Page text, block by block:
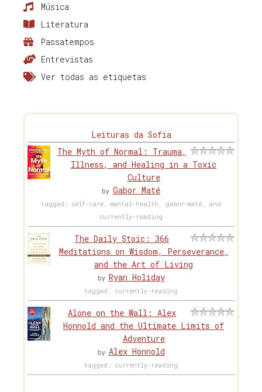
Música
Literatura
Passatempos
Entrevistas
Ver todas as etiquetas
Leituras da Sofia
The Myth of Normal: Trauma,
Illness, and Healing in a Toxic
Culture
by Gabor Maté
tagged: self-care, mental-health, gabor-maté, and
currently-reading
The Daily Stoic: 366
Meditations on Wisdom, Perseverance,
and the Art of Living
by Ryan Holiday
tagged: currently-reading
Alone on the Wall: Alex
Honnold and the Ultimate Limits of
Adventure
by Alex Honnold
tagged: currently-reading